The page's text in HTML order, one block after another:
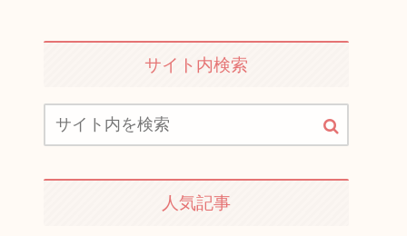
サイト内検索
人気記事